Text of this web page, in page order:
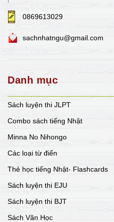
0869613029
sachnhatngu@gmail.com
Danh mục
Sách luyện thi JLPT
Combo sách tiếng Nhật
Minna No Nihongo
Các loại từ điển
Thẻ học tiếng Nhật- Flashcards
Sách luyện thi EJU
Sách luyện thi BJT
Sách Văn Học